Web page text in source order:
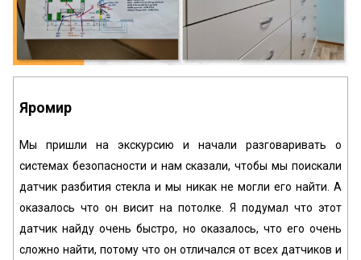
Яромир
Мы пришли на экскурсию и начали разговаривать о
системах безопасности и нам сказали, чтобы мы поискали
датчик разбития стекла и мы никак не могли его найти. А
оказалось что он висит на потолке. Я подумал что этот
датчик найду очень быстро, но оказалось, что его очень
сложно найти, потому что он отличался от всех датчиков и